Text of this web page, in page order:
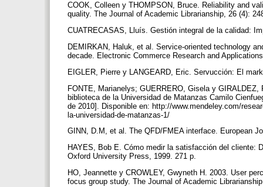
COOK, Colleen y THOMPSON, Bruce. Reliability and
quality. The Journal of Academic Librarianship, 26 (4):
CUATRECASAS, Lluís. Gestión integral de la calidad:
DEMIRKAN, Haluk, et al. Service-oriented technology
decade. Electronic Commerce Research and
EIGLER, Pierre y LANGEARD, Eric. Servucción: El
FONTE, Marianelys; GUERRERO, Gisela y
biblioteca de la Universidad de Matanzas Camilo
de 2010]. Disponible en: http://www.mendeley.com/
la-universidad-de-matanzas-1/
GINN, D.M, et al. The QFD/FMEA interface. European
HAYES, Bob E. Cómo medir la satisfacción del
Oxford University Press, 1999. 271 p.
HO, Jeannette y CROWLEY, Gwyneth H. 2003. User
focus group study. The Journal of Academic